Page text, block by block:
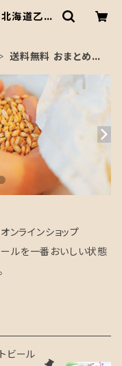
飲み比べ
送料無料 おまとめ購
ンラインショップ
ールを一番おいしい状態
ビール